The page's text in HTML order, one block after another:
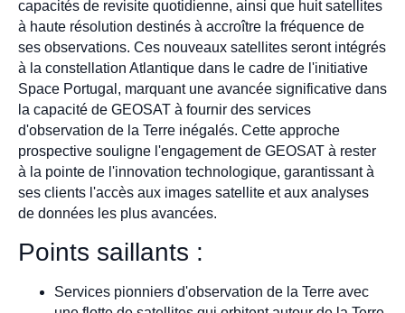
capacités de revisite quotidienne, ainsi que huit satellites
à haute résolution destinés à accroître la fréquence de
ses observations. Ces nouveaux satellites seront intégrés
à la constellation Atlantique dans le cadre de l'initiative
Space Portugal, marquant une avancée significative dans
la capacité de GEOSAT à fournir des services
d'observation de la Terre inégalés. Cette approche
prospective souligne l'engagement de GEOSAT à rester
à la pointe de l'innovation technologique, garantissant à
ses clients l'accès aux images satellite et aux analyses
de données les plus avancées.
Points saillants :
Services pionniers d'observation de la Terre avec